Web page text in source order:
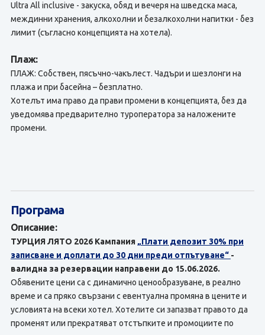
Ultra All inclusive - закуска, обяд и вечеря на шведска маса,
междинни хранения, алкохолни и безалкохолни напитки - без
лимит (съгласно концепцията на хотела).
Плаж:
ПЛАЖ: Собствен, пясъчно-чакълест. Чадъри и шезлонги на
плажа и при басейна – безплатно.
Хотелът има право да прави промени в концепцията, без да
уведомява предварително туроператора за наложените
промени.
Програма
Описание:
ТУРЦИЯ ЛЯТО 2026 Кампания „Плати депозит 30% при
записване и доплати до 30 дни преди отпътуване“ -
валидна за резервации направени до 15.06.2026.
Обявените цени са с динамично ценообразуване, в реално
време и са пряко свързани с евентуална промяна в цените и
условията на всеки хотел. Хотелите си запазват правото да
променят или прекратяват отстъпките и промоциите по